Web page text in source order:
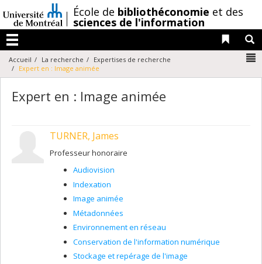
au
contenu
/École de bibliothéconomie et des
sciences de l'information
Menu
Liens
Accueil La recherche
Expertises de recherche
Expert en : Image animée
Expert en : Image animée
TURNER, James
Professeur honoraire
Audiovision
Indexation
Image animée
Métadonnées
Environnement en réseau
Conservation de l'information numérique
Stockage et repérage de l'image